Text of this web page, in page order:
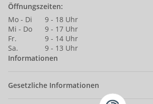
Öffnungszeiten:
Mo - Di
9 - 18 Uhr
Mi - Do
9 - 17 Uhr
Fr.
9 - 14 Uhr
Sa.
9 - 13 Uhr
Informationen
Gesetzliche Informationen